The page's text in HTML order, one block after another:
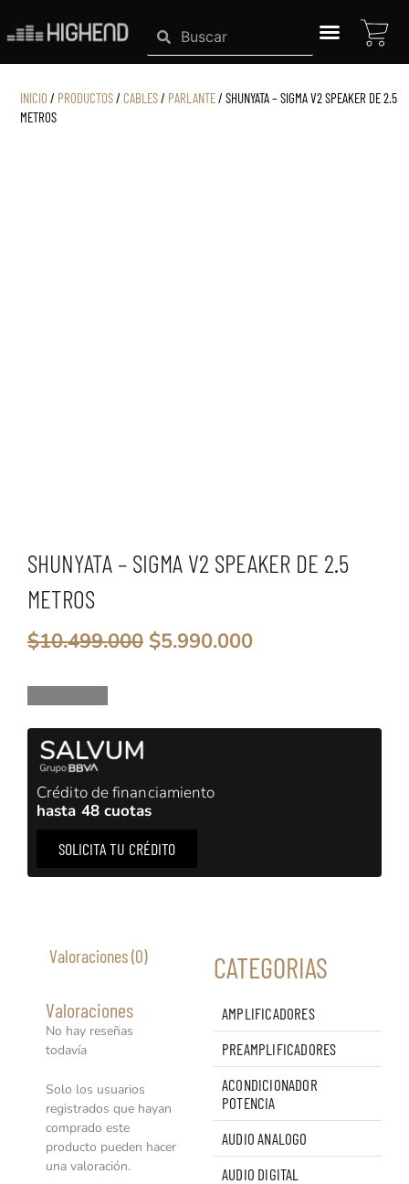
contenido
SearchSearch
INICIO / PRODUCTOS/ CABLES/ PARLANTE/ SHUNYATA – SIGMA V2 SPEAKER DE 2.5
METROS
SHUNYATA – SIGMA V2 SPEAKER DE 2.5
METROS
$10.499.000 El
precio
$5.990.000El
Crédito de financiamiento
hasta 48 cuotas
SOLICITA TU CRÉDITO
Valoraciones (0)
Valoraciones
No hay reseñas
todavía
Solo los usuarios
registrados que hayan
comprado este
producto pueden hacer
una valoración.
CATEGORIAS
AMPLIFICADORES
PREAMPLIFICADORES
ACONDICIONADOR
POTENCIA
AUDIO ANALOGO
AUDIO DIGITAL